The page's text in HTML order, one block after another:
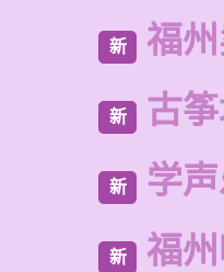
新 福
新 古
新 学
新 福